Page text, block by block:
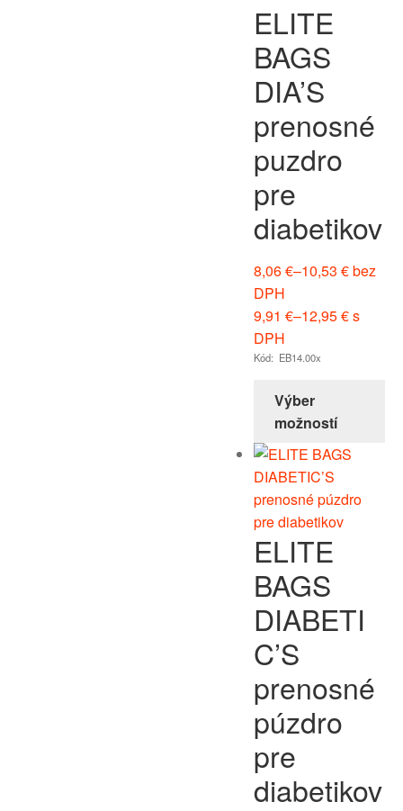
ELITE
BAGS
DIA’S
prenosné
puzdro
pre
diabetikov
8,06€–10,53 €bez
DPH
9,91 €–12,95€s
DPH
Kód: EB14.00x
Výber
možností
ELITE
BAGS
DIABETI
C’S
prenosné
púzdro
pre
diabetikov